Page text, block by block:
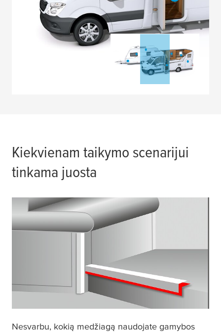
Kiekvienam taikymo scenarijui
tinkama juosta
Nesvarbu, kokią medžiagą naudojate gamybos